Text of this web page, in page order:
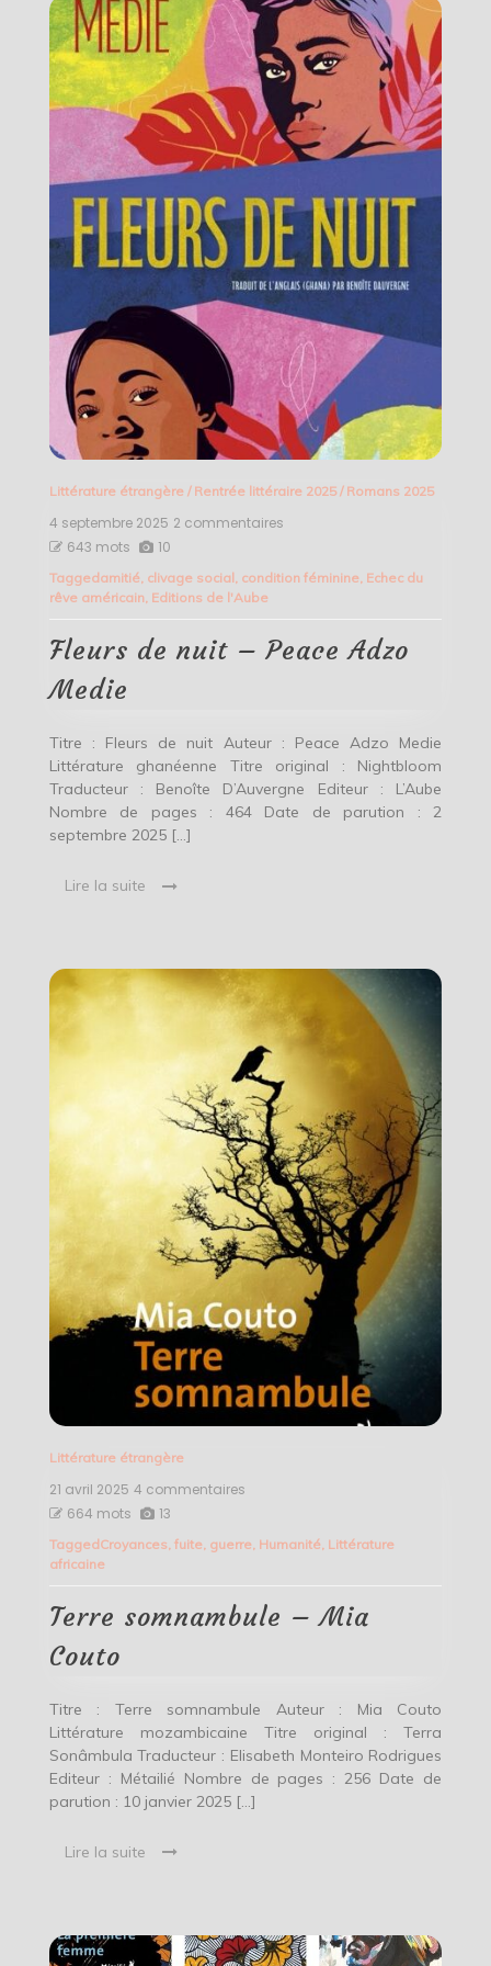
Littérature étrangère/ Rentrée littéraire 2025/ Romans 2025
4 septembre 2025 2 commentaires
nuit
Medie
643 mots 10
Taggedamitié, clivage social, condition féminine, Echec du
rêve américain, Editions de l'Aube
Fleurs de nuit – Peace Adzo
Medie
Titre : Fleurs de nuit Auteur : Peace Adzo Medie
Littérature ghanéenne Titre original : Nightbloom
Traducteur : Benoîte D’Auvergne Editeur : L’Aube
Nombre de pages : 464 Date de parution : 2
septembre 2025 […]
Lire la suite
Littérature étrangère
21 avril 2025 4 commentaires
–
664 mots 13
TaggedCroyances fuite, guerre, Humanité Littérature
africaine
Terre somnambule – Mia
Couto
Titre : Terre somnambule Auteur : Mia Couto
Littérature mozambicaine Titre original : Terra
Sonâmbula Traducteur : Elisabeth Monteiro Rodrigues
Editeur : Métailié Nombre de pages : 256 Date de
parution : 10 janvier 2025 […]
Lire la suite